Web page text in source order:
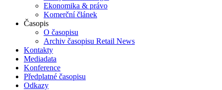
Ekonomika & právo
Komerční článek
Časopis
O časopisu
Archiv časopisu Retail News
Kontakty
Mediadata
Konference
Předplatné časopisu
Odkazy